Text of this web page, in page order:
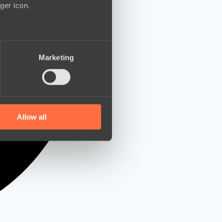
icon.
who may combine it with
Marketing
Allow all